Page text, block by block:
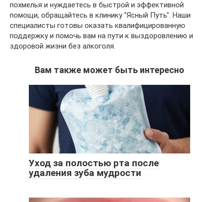
похмелья и нуждаетесь в быстрой и эффективной
помощи, обращайтесь в клинику "Ясный Путь". Наши
специалисты готовы оказать квалифицированную
поддержку и помочь вам на пути к выздоровлению и
здоровой жизни без алкоголя.
Вам также может быть интересно
Уход за полостью рта после
удаления зуба мудрости